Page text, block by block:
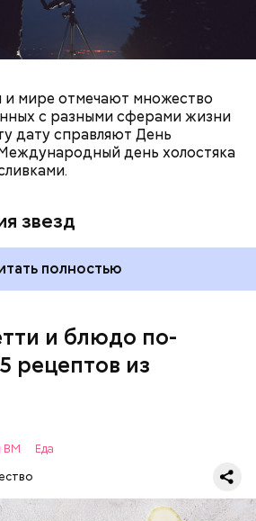
и мире отмечают множество
с разными сферами жизни
дату справляют День
день холостяка
звезд
полностью
и блюдо по-
рецептов из
ВМ
Еда